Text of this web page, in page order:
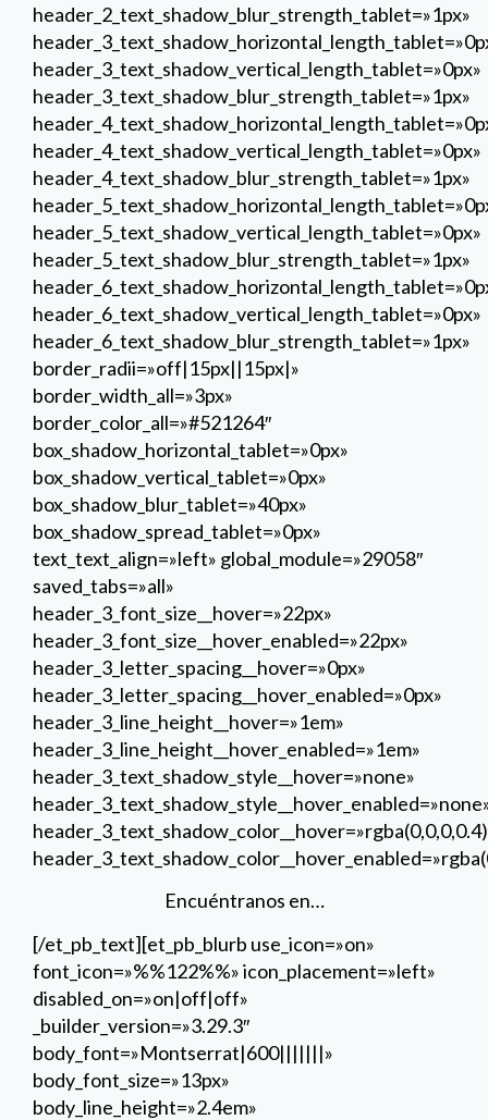
header_2_text_shadow_blur_strength_tablet=»1px»
header_3_text_shadow_vertical_length_tablet=»0px»
header_3_text_shadow_blur_strength_tablet=»1px»
header_4_text_shadow_vertical_length_tablet=»0px»
header_4_text_shadow_blur_strength_tablet=»1px»
header_5_text_shadow_vertical_length_tablet=»0px»
header_5_text_shadow_blur_strength_tablet=»1px»
header_6_text_shadow_vertical_length_tablet=»0px»
header_6_text_shadow_blur_strength_tablet=»1px»
border_radii=»off|15px||15px|»
border_width_all=»3px»
border_color_all=»#521264″
box_shadow_horizontal_tablet=»0px»
box_shadow_vertical_tablet=»0px»
box_shadow_blur_tablet=»40px»
box_shadow_spread_tablet=»0px»
text_text_align=»left» global_module=»29058″
saved_tabs=»all»
header_3_font_size__hover=»22px»
header_3_font_size__hover_enabled=»22px»
header_3_letter_spacing__hover=»0px»
header_3_letter_spacing__hover_enabled=»0px»
header_3_line_height__hover=»1em»
header_3_line_height__hover_enabled=»1em»
header_3_text_shadow_style__hover=»none»
Encuéntranos en…
[/et_pb_text][et_pb_blurb use_icon=»on»
font_icon=»%%122%%» icon_placement=»left»
disabled_on=»on|off|off»
_builder_version=»3.29.3″
body_font=»Montserrat|600|||||||»
body_font_size=»13px»
body_line_height=»2.4em»